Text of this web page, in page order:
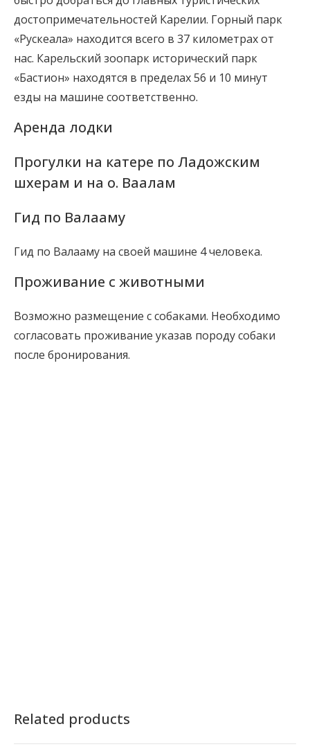
достопримечательностей Карелии. Горный парк
«Рускеала» находится всего в 37 километрах от
нас. Карельский зоопарк исторический парк
«Бастион» находятся в пределах 56 и 10 минут
езды на машине соответственно.
Аренда лодки
Прогулки на катере по Ладожским
шхерам и на о. Ваалам
Гид по Валааму
Гид по Валааму на своей машине 4 человека.
Проживание с животными
Возможно размещение с собаками. Необходимо
согласовать проживание указав породу собаки
после бронирования.
Related products